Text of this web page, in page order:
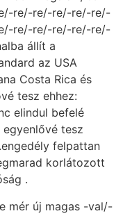
re/-re/-re/-re/-re/-
re/-re/-re/-re/-re/-
állít a
az USA
Costa Rica és
tesz ehhez:
elindul befelé
tesz
felpattan
korlátozott
.
mér új magas -val/-